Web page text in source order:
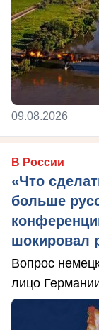
09.08.2026
В России
«Что
больше
шокировал
Вопрос
лицо